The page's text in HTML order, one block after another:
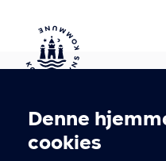
Denne
cookies
Kontakt Københavns
T